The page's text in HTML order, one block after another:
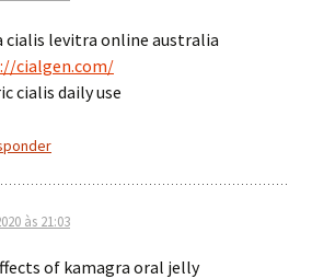
cialis levitra online australia
cialgen.com/
cialis daily use
às 21:03
of kamagra oral jelly